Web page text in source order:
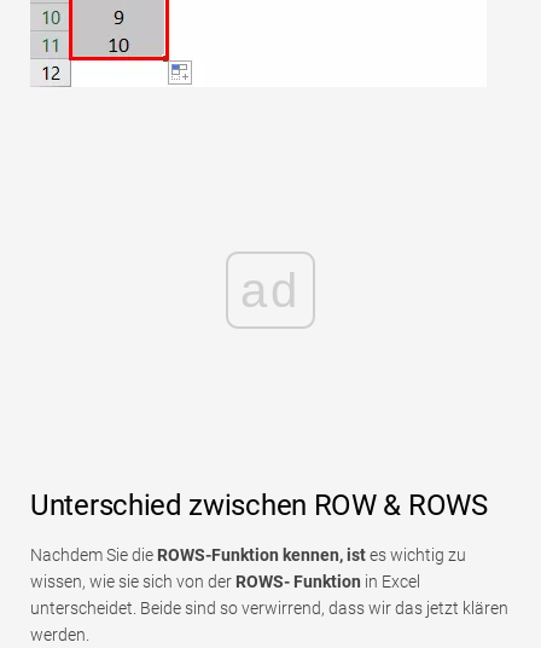
ad
Unterschied zwischen ROW & ROWS
Nachdem Sie die ROWS-Funktion kennen, istes wichtig zu
wissen, wie sie sich von der ROWS- Funktion in Excel
unterscheidet. Beide sind so verwirrend, dass wir das jetzt klären
werden.